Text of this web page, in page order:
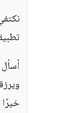
أسأل
خيرًا